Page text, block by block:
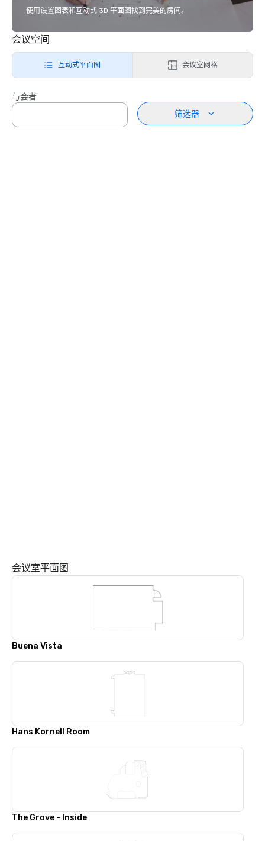
使用设置图表和互动式 3D 平面图找到完美的房间。
会议空间
互动式平面图 会议室网格
与会者
筛选器
会议室平面图
Buena Vista
Hans Kornell Room
The Grove - Inside